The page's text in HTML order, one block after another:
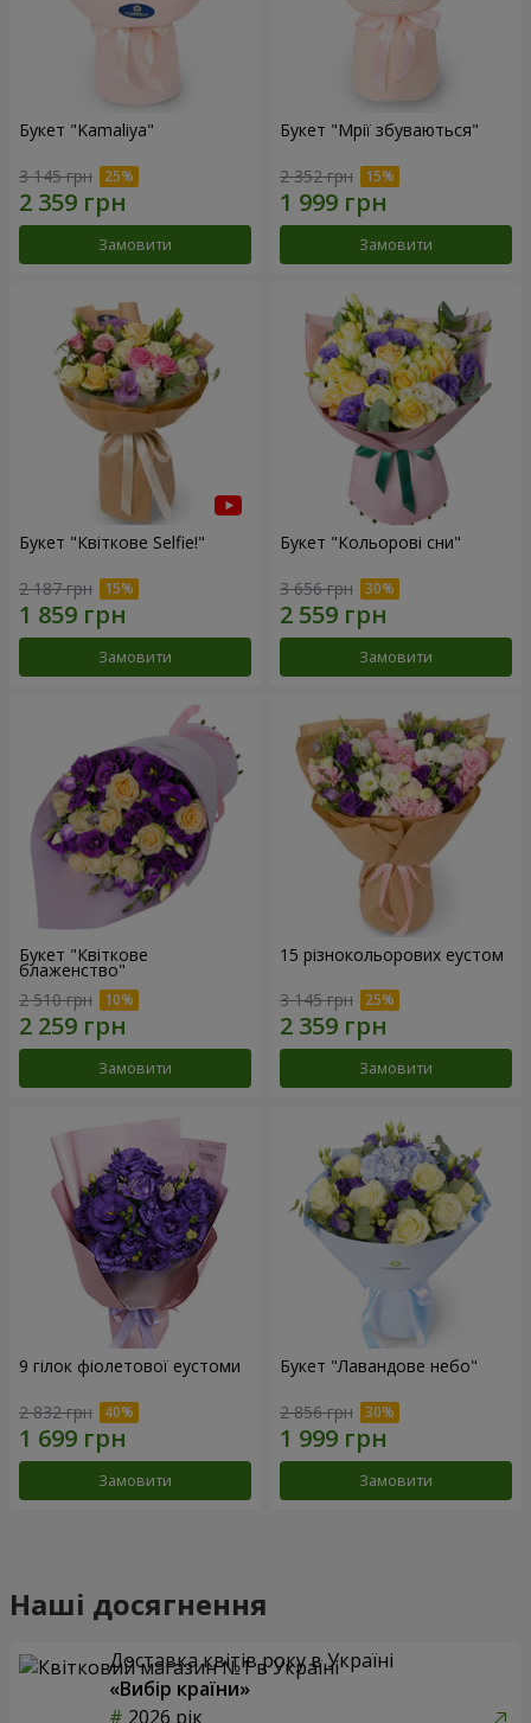
Букет "Kamaliya"
3 145 грн
Замовити
Букет "Мрії збуваються"
2 352 грн
Замовити
Букет "Квіткове Selfie!"
2 187 грн
Замовити
Букет "Кольорові сни"
3 656 грн
Замовити
Букет "Квіткове
блаженство"
2 510 грн
Замовити
15 різнокольорових еустом
3 145 грн
Замовити
9 гілок фіолетової еустоми
2 832 грн
Замовити
Букет "Лавандове небо"
2 856 грн
Замовити
Наші досягнення
Доставка квітів року в Україні
«Вибір країни»
2026 рік